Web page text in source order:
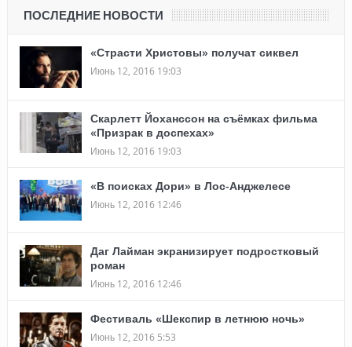
ПОСЛЕДНИЕ НОВОСТИ
«Страсти Христовы» получат сиквел
Июнь 12, 2016 19:03
Скарлетт Йоханссон на съёмках фильма
«Призрак в доспехах»
Июнь 12, 2016 19:03
«В поисках Дори» в Лос-Анджелесе
Июнь 12, 2016 12:46
Даг Лайман экранизирует подростковый
роман
Июнь 12, 2016 12:46
Фестиваль «Шекспир в летнюю ночь»
Июнь 12, 2016 5:53